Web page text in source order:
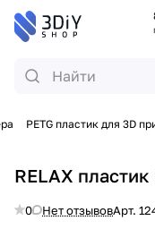
PETG пластик для 3D
RELAX
0 Нет отзывовАрт.